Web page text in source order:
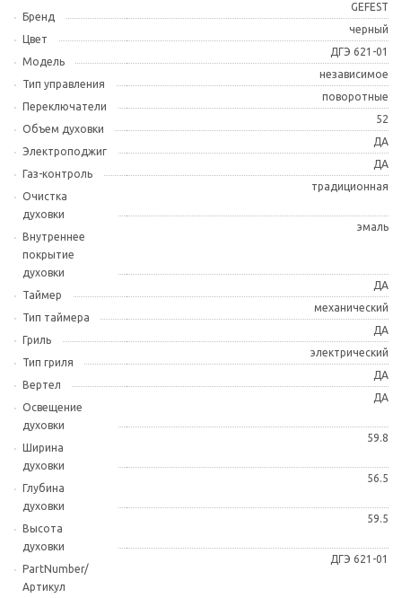
Бренд
GEFEST
Цвет
черный
Модель
ДГЭ 621-01
Тип управления
независимое
Переключатели
поворотные
Объем духовки
52
Электроподжиг
ДА
Газ-контроль
ДА
Очистка
духовки
традиционная
Внутреннее
покрытие
духовки
эмаль
Таймер
ДА
Тип таймера
механический
Гриль
ДА
Тип гриля
электрический
Вертел
ДА
Освещение
духовки
ДА
Ширина
духовки
59.8
Глубина
духовки
56.5
Высота
духовки
59.5
PartNumber/
Артикул
ДГЭ 621-01